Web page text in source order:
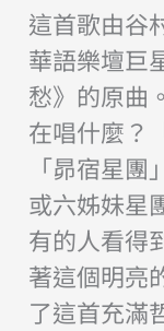
這首歌由谷
華語樂壇巨
愁》的原曲
在唱什麼？
「昴宿星
或六姊妹星
有的人看得
著這個明亮
了這首充滿